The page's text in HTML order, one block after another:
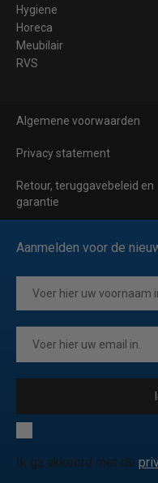
Hygiene
Horeca
Meubilair
RVS
Algemene voorwaarden
Privacy statement
Retour, teruggavebeleid en
garantie
Aanmelden voor de
Ik ga akkoord met de